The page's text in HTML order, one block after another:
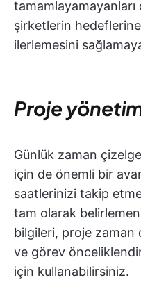
şirketlerin
ilerlemesini
Proje
Günlük zaman
için de önemli bir
saatlerinizi takip
tam olarak
bilgileri, proje zaman
ve görev
için kullanabilirsiniz.